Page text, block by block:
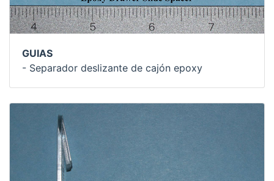
GUIAS
- Separador deslizante de cajón epoxy